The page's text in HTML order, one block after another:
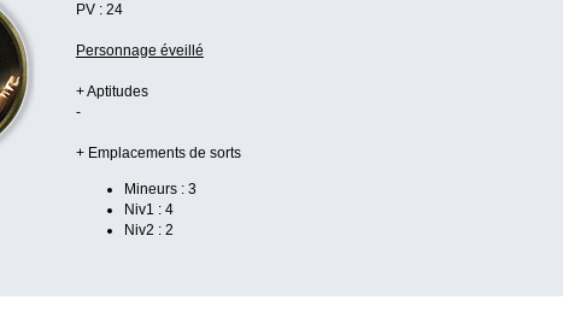
PV : 24
Personnage éveillé
+ Aptitudes
-
+ Emplacements de sorts
Mineurs : 3
Niv1 : 4
Niv2 : 2